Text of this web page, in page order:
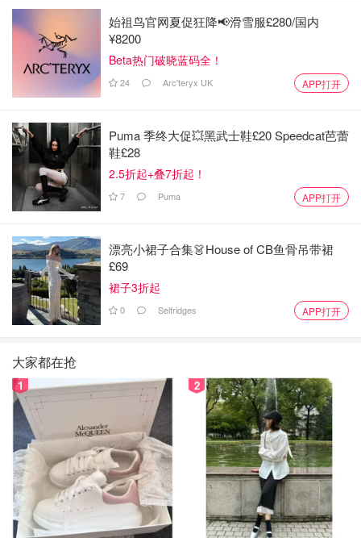
始祖鸟官网夏促狂降📢滑雪服£280/国内
¥8200
Beta热门破晓蓝码全！
24 Arc'teryx UK APP打开
Puma 季终大促💥黑武士鞋£20 Speedcat芭蕾
鞋£28
2.5折起+叠7折起！
7 Puma APP打开
漂亮小裙子合集👗House of CB鱼骨吊带裙
£69
裙子3折起
0 Selfridges APP打开
大家都在抢
1 2